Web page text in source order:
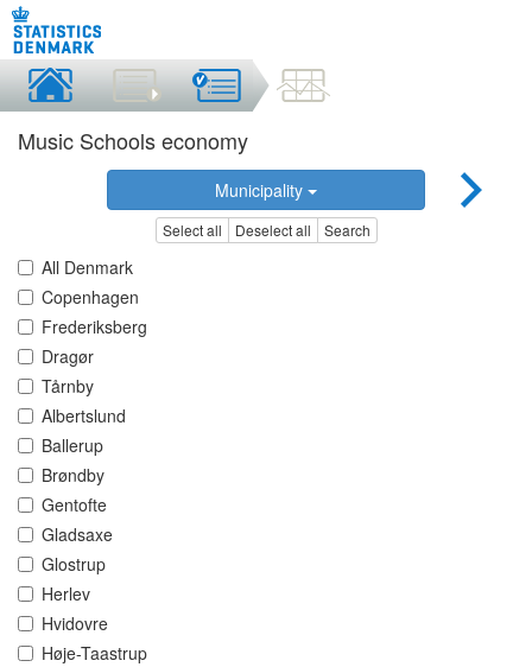
Music Schools economy
Municipality
Select all Deselect all Search
All Denmark
Copenhagen
Frederiksberg
Dragør
Tårnby
Albertslund
Ballerup
Brøndby
Gentofte
Gladsaxe
Glostrup
Herlev
Hvidovre
Høje-Taastrup